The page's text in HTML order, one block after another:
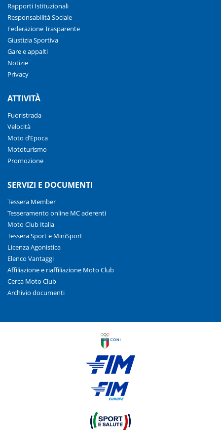
Rapporti Istituzionali
Responsabilità Sociale
Federazione Trasparente
Giustizia Sportiva
Gare e appalti
Notizie
Privacy
ATTIVITÀ
Fuoristrada
Velocità
Moto d’Epoca
Mototurismo
Promozione
SERVIZI E DOCUMENTI
Tessera Member
Tesseramento online MC aderenti
Moto Club Italia
Tessera Sport e MiniSport
Licenza Agonistica
Elenco Vantaggi
Affiliazione e riaffiliazione Moto Club
Cerca Moto Club
Archivio documenti